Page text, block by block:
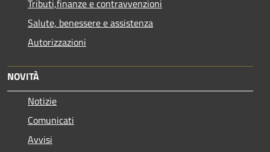
Tributi,finanze e contravvenzioni
Salute, benessere e assistenza
Autorizzazioni
NOVITÀ
Notizie
Comunicati
Avvisi